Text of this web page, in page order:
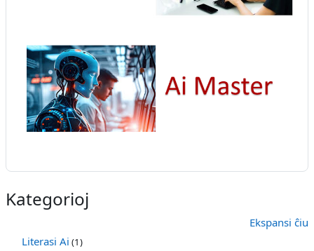
Kategorioj
Ekspansi ĉiu
Literasi Ai (1)